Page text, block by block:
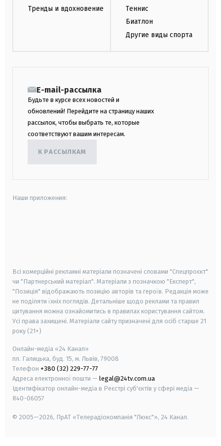
Тренды и вдохновение
Теннис
Биатлон
Другие виды спорта
E-mail-рассылка
Будьте в курсе всех новостей и
обновлений! Перейдите на страницу наших
рассылок, чтобы выбрать те, которые
соответствуют вашим интересам.
К РАССЫЛКАМ
Наши приложения:
Всі комерційні рекламні матеріали позначені словами "Спецпроєкт"
чи "Партнерський матеріал". Матеріали з позначкою "Експерт",
"Позиція" відображають позицію авторів та героїв. Редакція може
не поділяти їхніх поглядів. Детальніше щодо реклами та правил
цитування можна ознайомитись в правилах користування сайтом.
Усі права захищені. Матеріали сайту призначені для осіб старше 21
року (21+)
Онлайн-медіа «24 Канал»
пл. Галицька, буд. 15, м. Львів, 79008
Телефон +380 (32) 229-77-77
Адреса електронної пошти — legal@24tv.com.ua
Ідентифікатор онлайн-медіа в Реєстрі суб'єктів у сфері медіа —
R40-06057
© 2005—2026, ПрАТ «Телерадіокомпанія "Люкс"», 24 Канал.